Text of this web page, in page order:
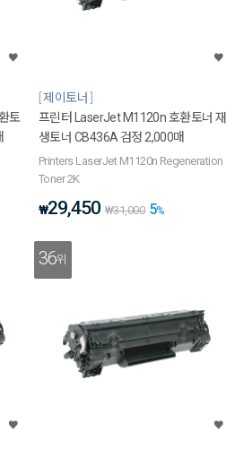
토
제이토너
프린터 LaserJet M1120n 호환토너 재
생토너 CB436A 검정 2,000매
Printers LaserJet M1120n Regeneration
Toner 2K
₩29,450 ₩31,000 5%
36위